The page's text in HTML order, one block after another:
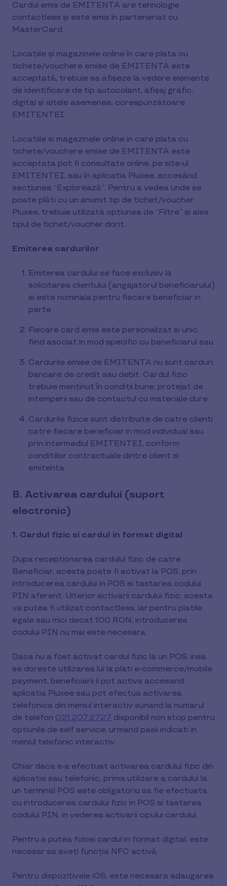
Cardul emis de EMITENTA are tehnologie
contactless și este emis în parteneriat cu
MasterCard.
Locațiile și magazinele online în care plata cu
tichete/vouchere emise de EMITENTA este
acceptată, trebuie sa afișeze la vedere elemente
de identificare de tip autocolant, afişaj grafic,
digital şi altele asemenea, corespunzătoare
EMITENTEI.
Locatiile si magazinele online in care plata cu
tichete/vouchere emise de EMITENTA este
acceptata pot fi consultate online, pe site-ul
EMITENTEI, sau în aplicatia Pluxee, accesând
secțiunea “Explorează”. Pentru a vedea unde se
poate plăti cu un anumit tip de tichet/voucher
Pluxee, trebuie utilizată opțiunea de “Filtre” și ales
tipul de tichet/voucher dorit.
Emiterea cardurilor
Emiterea cardului se face exclusiv la
solicitarea clientului (angajatorul beneficiarului)
si este nominala pentru fiecare beneficiar in
parte
Fiecare card emis este personalizat si unic,
fiind asociat in mod specific cu beneficiarul sau.
Cardurile emise de EMITENTA nu sunt carduri
bancare de credit sau debit. Cardul fizic
trebuie menținut în condiții bune, protejat de
intemperii sau de contactul cu materiale dure.
Cardurile fizice sunt distribuite de catre clienti
catre fiecare beneficiar in mod individual sau
prin intermediul EMITENTEI, conform
conditiilor contractuale dintre client si
emitenta.
B. Activarea cardului (suport
electronic)
1. Cardul fizic si cardul in format digital
Dupa receptionarea cardului fizic de catre
Beneficiar, acesta poate fi activat la POS, prin
introducerea cardului in POS si tastarea codului
PIN aferent. Ulterior activarii cardului fizic, acesta
va putea fi utilizat contactless, iar pentru platile
egale sau mici decat 100 RON, introducerea
codului PIN nu mai este necesara.
Daca nu a fost activat cardul fizic la un POS, insa
se doreste utilizarea lui la plati e-commerce/mobile
payment, beneficiarii il pot activa accesand
aplicatia Pluxee sau pot efectua activarea
telefonica din meniul interactiv sunand la numarul
de telefon 021.207.2727 disponibil non stop pentru
optiunile de self service, urmand pasii indicati in
meniul telefonic interactiv.
Chiar daca s-a efectuat activarea cardului fizic din
aplicatie sau telefonic, prima utilizare a cardului la
un terminal POS este obligatoriu sa fie efectuata
cu introducerea cardului fizic in POS si tastarea
codului PIN, in vederea activarii cipului cardului.
Pentru a putea folosi cardul in format digital, este
necesar sa aveți funcția NFC activă.
Pentru dispozitivele iOS, este necesara adaugarea